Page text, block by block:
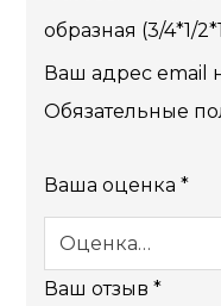
образная (3/4*1/
Ваш адрес email
Обязательные
Ваша оценка*
Ваш отзыв*